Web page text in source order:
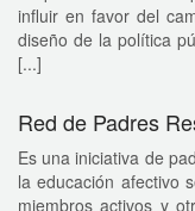
influir en favor del
diseño de la política
[...]
Red de Padres
Es una iniciativa de
la educación afectivo
miembros activos y